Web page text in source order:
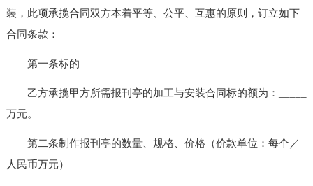
装，此项承揽合同双方本着平等、公平、互惠的原则，订立如下
合同条款：
第一条标的
乙方承揽甲方所需报刊亭的加工与安装合同标的额为：_____
万元。
第二条制作报刊亭的数量、规格、价格（价款单位：每个／
人民币万元）